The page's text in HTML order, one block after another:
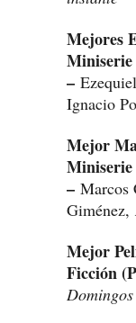
Mejores
Miniserie
–
Ignacio
Mejor
Miniserie
– Marcos
Giménez,
Mejor
Ficción
Domingos